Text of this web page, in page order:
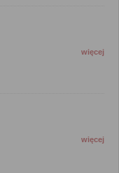
więcej
więcej